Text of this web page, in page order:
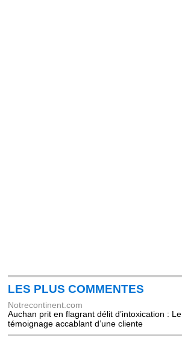
LES PLUS COMMENTES
Notrecontinent.com
Auchan prit en flagrant délit d’intoxication : Le
témoignage accablant d’une cliente